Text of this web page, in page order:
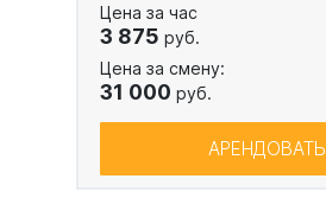
Цена за час
3 875 руб.
Цена за смену:
31 000 руб.
АРЕНДОВАТЬ